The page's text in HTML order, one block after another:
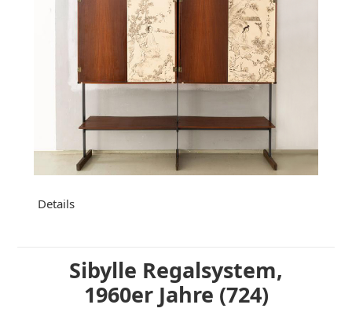
Details
Sibylle Regalsystem,
1960er Jahre (724)